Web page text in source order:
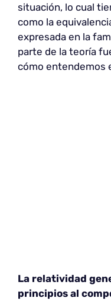
situación, lo cual
como la
expresada en la
parte de la teoría
cómo entendemos
La relatividad
principios al